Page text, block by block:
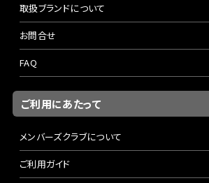
取扱ブランドについて
お問合せ
FAQ
ご利用にあたって
メンバーズクラブについて
ご利用ガイド